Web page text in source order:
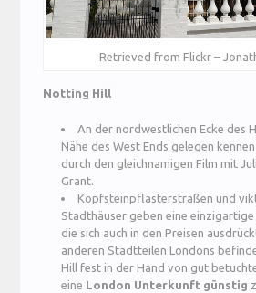
Retrieved from Flickr –
Notting Hill
An der nordwestlichen Ecke des
Nähe des West Ends gelegen
durch den gleichnamigen Film mit
Grant.
Kopfsteinpflasterstraßen und
Stadthäuser geben eine einzigartige
die sich auch in den Preisen
anderen Stadtteilen Londons
Hill fest in der Hand von gut
eine London Unterkunft günstig